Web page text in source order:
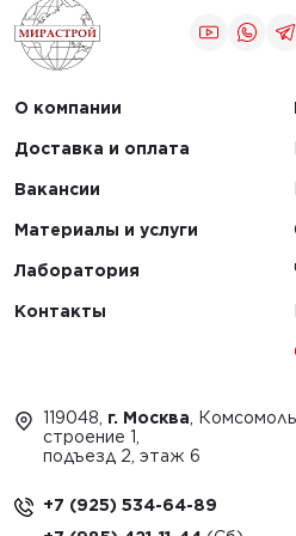
О компании
Доставка и оплата
Вакансии
Материалы и услуги
Лаборатория
Контакты
119048, г. Москва ,
строение 1,
подъезд 2, этаж 6
+7 (925) 534-64-89